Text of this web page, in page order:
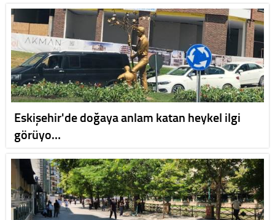
Eskişehir'de doğaya anlam katan heykel ilgi
görüyo…